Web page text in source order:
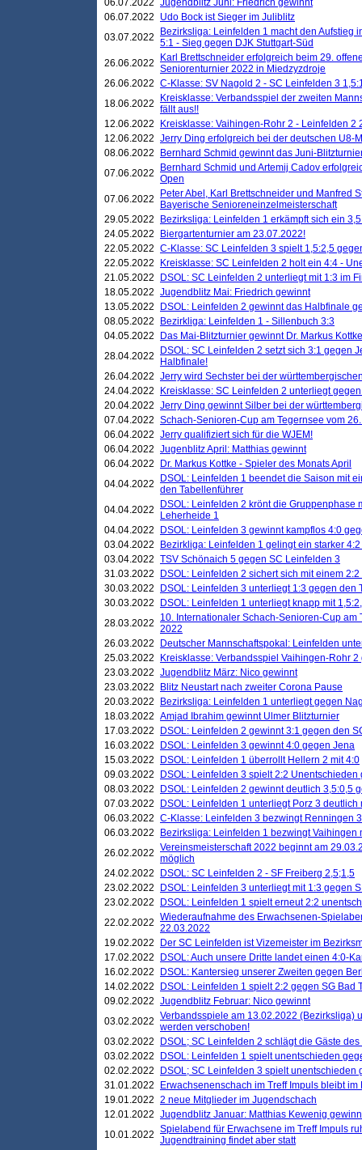
06.07.2022 Jugendblitz Juni: Friedrich gewinnt
06.07.2022
Udo Bock ist Sieger im Juliblitz
03.07.2022
Bezirksliga: Leinfelden 1 macht den Aufstieg
5:1 - Sieg gegen DJK Stuttgart-Süd
26.06.2022
Karl Brettschneider erfolgreich beim 29.
Seniorenturnier 2022 in Miedzyzdroje
26.06.2022 C-Klasse: SV Nagold 2 - SC Leinfelden 3
18.06.2022
Kreisklasse: Verbandsspiel der zweiten
fällt aus!!
12.06.2022
Kreisklasse: Vaihingen-Rohr 2 - Leinfelden 2
12.06.2022 Jerry Ding erfolgreich bei der deutschen U8-
08.06.2022
Bernhard Schmid gewinnt das Juni-
07.06.2022
Bernhard Schmid und Artemij Cadov
Open
07.06.2022
Peter Abel, Karl Brettschneider und Manfred
Bayerische Senioreneinzelmeisterschaft
29.05.2022
Bezirksliga: Leinfelden 1 erkämpft sich ein
24.05.2022
Biergartenturnier am 23.07.2022!
22.05.2022 C-Klasse: SC Leinfelden 3 spielt 1,5:2,5
22.05.2022
Kreisklasse: SC Leinfelden 2 holt ein 4:4 -
21.05.2022
DSOL: SC Leinfelden 2 unterliegt mit 1:3 im
18.05.2022 Jugendblitz Mai: Friedrich gewinnt
13.05.2022
DSOL: Leinfelden 2 gewinnt das Halbfinale
08.05.2022
Bezirkliga: Leinfelden 1 - Sillenbuch 3:3
04.05.2022
Das Mai-Blitzturnier gewinnt Dr. Markus
28.04.2022
DSOL: SC Leinfelden 2 setzt sich 3:1 gegen
Halbfinale!
26.04.2022 Jerry wird Sechster bei der
24.04.2022
Kreisklasse: SC Leinfelden 2 unterliegt
20.04.2022 Jerry Ding gewinnt Silber bei der
07.04.2022 Schach-Senioren-Cup am Tegernsee vom
06.04.2022 Jerry qualifiziert sich für die WJEM!
06.04.2022 Jugenblitz April: Matthias gewinnt
06.04.2022
Dr. Markus Kottke - Spieler des Monats April
04.04.2022
DSOL: Leinfelden 1 beendet die Saison mit
den Tabellenführer
04.04.2022
DSOL: Leinfelden 2 krönt die Gruppenphase
Leherheide 1
04.04.2022
DSOL: Leinfelden 3 gewinnt kampflos 4:0
03.04.2022
Bezirkliga: Leinfelden 1 gelingt ein starker
03.04.2022 TSV Schönaich 5 gegen SC Leinfelden 3
31.03.2022
DSOL: Leinfelden 2 sichert sich mit einem
30.03.2022
DSOL: Leinfelden 3 unterliegt 1:3 gegen den
30.03.2022
DSOL: Leinfelden 1 unterliegt knapp mit
28.03.2022
10. Internationaler Schach-Senioren-Cup am
2022
26.03.2022
Deutscher Mannschaftspokal: Leinfelden
25.03.2022
Kreisklasse: Verbandsspiel Vaihingen-Rohr
23.03.2022 Jugendblitz März: Nico gewinnt
23.03.2022
Blitz Neustart nach zweiter Corona Pause
20.03.2022
Bezirksliga: Leinfelden 1 unterliegt gegen
18.03.2022 Amjad Ibrahim gewinnt Ulmer Blitzturnier
17.03.2022
DSOL: Leinfelden 2 gewinnt 3:1 gegen den
16.03.2022
DSOL: Leinfelden 3 gewinnt 4:0 gegen Jena
15.03.2022
DSOL: Leinfelden 1 überrollt Hellern 2 mit 4:0
09.03.2022
DSOL: Leinfelden 3 spielt 2:2 Unentschieden
08.03.2022
DSOL: Leinfelden 2 gewinnt deutlich 3,5:0,5
07.03.2022
DSOL: Leinfelden 1 unterliegt Porz 3 deutlich
06.03.2022 C-Klasse: Leinfelden 3 bezwingt Renningen
06.03.2022
Bezirksliga: Leinfelden 1 bezwingt Vaihingen
26.02.2022 Vereinsmeisterschaft 2022 beginnt am
möglich
24.02.2022
DSOL: SC Leinfelden 2 - SF Freiberg 2,5;1,5
23.02.2022
DSOL: Leinfelden 3 unterliegt mit 1:3 gegen
23.02.2022
DSOL: Leinfelden 1 spielt erneut 2:2
22.02.2022 Wiederaufnahme des Erwachsenen-
22.03.2022
19.02.2022
Der SC Leinfelden ist Vizemeister im
17.02.2022
DSOL: Auch unsere Dritte landet einen 4:0-
16.02.2022
DSOL: Kantersieg unserer Zweiten gegen
14.02.2022
DSOL: Leinfelden 1 spielt 2:2 gegen SG Bad
09.02.2022 Jugendblitz Februar: Nico gewinnt
03.02.2022 Verbandsspiele am 13.02.2022 (Bezirksliga)
werden verschoben!
03.02.2022
DSOL; SC Leinfelden 2 schlägt die Gäste
03.02.2022
DSOL: Leinfelden 1 spielt unentschieden
02.02.2022
DSOL; SC Leinfelden 3 spielt unentschieden
31.01.2022
Erwachsenenschach im Treff Impuls bleibt
19.01.2022 2 neue Mitglieder im Jugendschach
12.01.2022 Jugendblitz Januar: Matthias Kewenig
10.01.2022 Spielabend für Erwachsene im Treff Impuls
Jugendtraining findet aber statt